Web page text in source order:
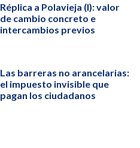
Réplica a Polavieja (I): valor
de cambio concreto e
intercambios previos
Las barreras no arancelarias:
el impuesto invisible que
pagan los ciudadanos